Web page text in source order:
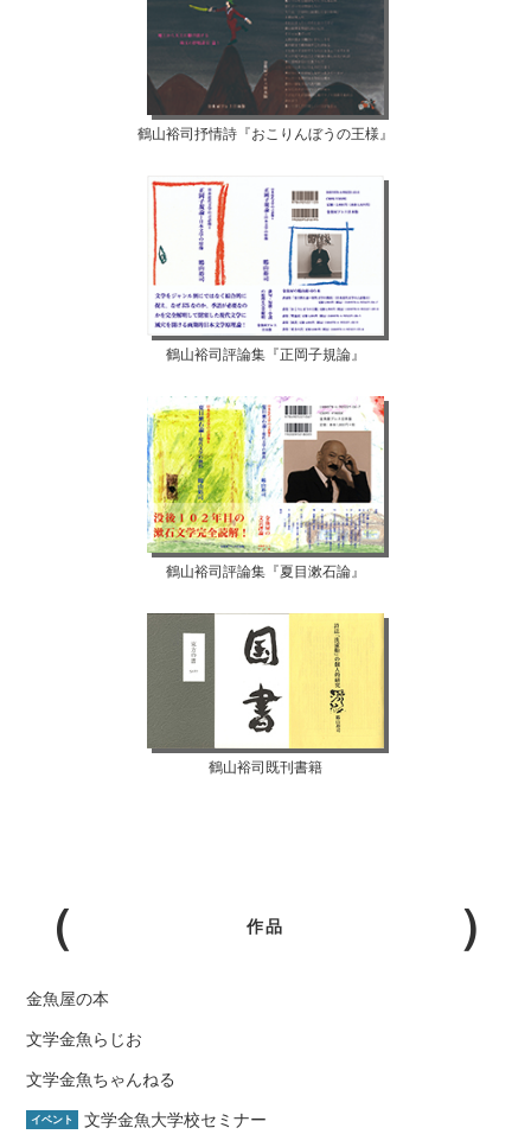
鶴山裕司抒情詩『おこりんぼうの王様』
鶴山裕司評論集『正岡子規論』
鶴山裕司評論集『夏目漱石論』
鶴山裕司既刊書籍
作品
金魚屋の本
文学金魚らじお
文学金魚ちゃんねる
イベント 文学金魚大学校セミナー